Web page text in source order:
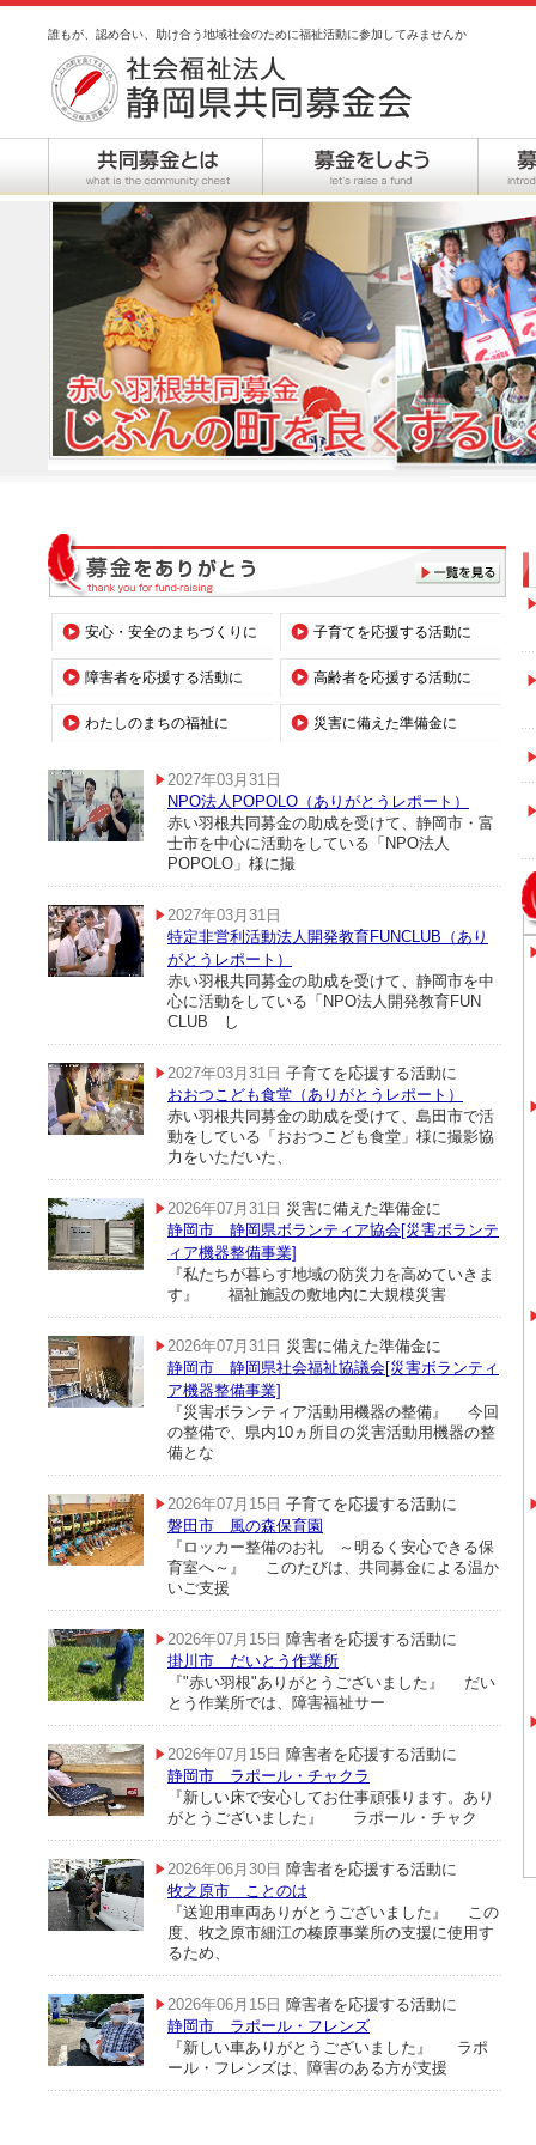
誰もが、認め合い、助け合う地域社会のために福祉活動に参加してみませんか
安心・安全のまちづくりに 子育てを応援する活動に
障害者を応援する活動に 高齢者を応援する活動に
わたしのまちの福祉に 災害に備えた準備金に
2027年03月31日
NPO法人POPOLO（ありがとうレポート）
赤い羽根共同募金の助成を受けて、静岡市・富
士市を中心に活動をしている「NPO法人
POPOLO」様に撮
2027年03月31日
特定非営利活動法人開発教育FUNCLUB（あり
がとうレポート）
赤い羽根共同募金の助成を受けて、静岡市を中
心に活動をしている「NPO法人開発教育FUN
CLUB し
2027年03月31日 子育てを応援する活動に
おおつこども食堂（ありがとうレポート）
赤い羽根共同募金の助成を受けて、島田市で活
動をしている「おおつこども食堂」様に撮影協
力をいただいた、
2026年07月31日 災害に備えた準備金に
静岡市 静岡県ボランティア協会[災害ボランテ
ィア機器整備事業]
『私たちが暮らす地域の防災力を高めていきま
す』 福祉施設の敷地内に大規模災害
2026年07月31日 災害に備えた準備金に
静岡市 静岡県社会福祉協議会[災害ボランティ
ア機器整備事業]
『災害ボランティア活動用機器の整備』 今回
の整備で、県内10ヵ所目の災害活動用機器の整
備とな
2026年07月15日 子育てを応援する活動に
磐田市 風の森保育園
『ロッカー整備のお礼 ～明るく安心できる保
育室へ～』 このたびは、共同募金による温か
いご支援
2026年07月15日 障害者を応援する活動に
掛川市 だいとう作業所
『"赤い羽根"ありがとうございました』 だい
とう作業所では、障害福祉サー
2026年07月15日 障害者を応援する活動に
静岡市 ラポール・チャクラ
『新しい床で安心してお仕事頑張ります。あり
がとうございました』 ラポール・チャク
2026年06月30日 障害者を応援する活動に
牧之原市 ことのは
『送迎用車両ありがとうございました』 この
度、牧之原市細江の榛原事業所の支援に使用す
るため、
2026年06月15日 障害者を応援する活動に
静岡市 ラポール・フレンズ
『新しい車ありがとうございました』 ラポ
ール・フレンズは、障害のある方が支援